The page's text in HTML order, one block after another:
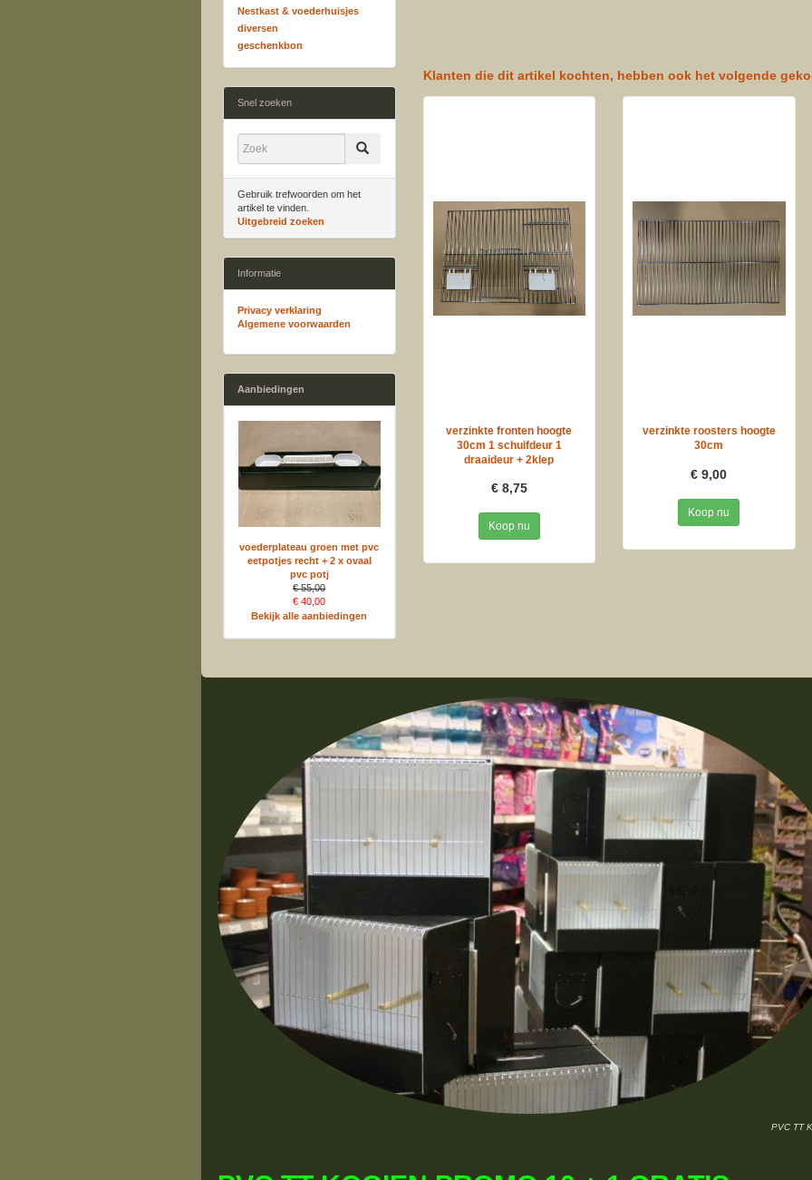
Klanten die dit artikel kochten, hebben ook het volgende
verzinkte fronten hoogte
30cm 1 schuifdeur 1
draaideur + 2klep
€ 8,75
Koop nu
verzinkte roosters hoogte
30cm
€ 9,00
Koop nu
Nestkast & voederhuisjes
diversen
geschenkbon
Snel zoeken
Gebruik trefwoorden om het
artikel te vinden.
Uitgebreid zoeken
Informatie
Privacy verklaring
Algemene voorwaarden
Aanbiedingen
voederplateau groen met pvc
eetpotjes recht + 2 x ovaal
pvc potj
€ 55,00
€ 40,00
Bekijk alle aanbiedingen
PVC TT